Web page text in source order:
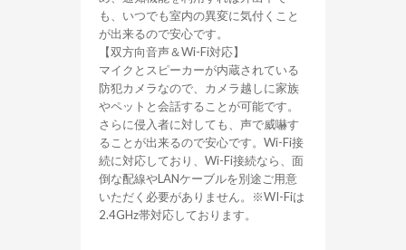
も、いつでも室内の異変に気付くこと
が出来るので安心です。
【双方向音声＆Wi-Fi対応】
マイクとスピーカーが内蔵されている
防犯カメラなので、カメラ越しに家族
やペットと会話することが可能です。
さらに侵入者に対しても、声で威嚇す
ることが出来るので安心です。Wi-Fi接
続に対応しており、Wi-Fi接続なら、面
倒な配線やLANケーブルを別途ご用意
いただく必要がありません。※WI-Fiは
2.4GHz帯対応しております。